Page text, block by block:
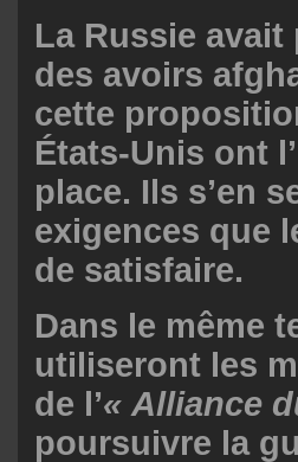
La Russie
des avoirs
cette
États-Unis ont
place. Ils s’en
exigences que
de satisfaire.
Dans le même
utiliseront les
de l’« Alliance
poursuivre la